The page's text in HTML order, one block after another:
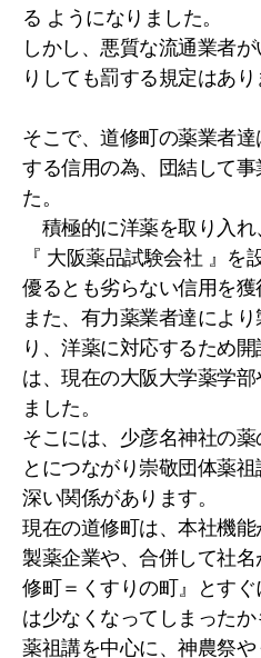
る ようになりました。
しかし、悪質な流通業者
りしても罰する規定はあり
そこで、道修町の薬業者
する信用の為、団結して
た。
積極的に洋薬を取り入れ
『 大阪薬品試験会社 』を
優るとも劣らない信用を獲
また、有力薬業者達によ
り、洋薬に対応するため開
は、現在の大阪大学薬学
ました。
そこには、少彦名神社の
とにつながり崇敬団体薬
深い関係があります。
現在の道修町は、本社機
製薬企業や、合併して社
修町＝くすりの町』とす
は少なくなってしまった
薬祖講を中心に、神農祭